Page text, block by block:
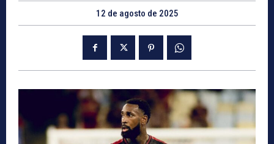
12 de agosto de 2025